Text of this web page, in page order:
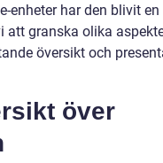
enheter har den blivit en
att granska olika
översikt och
över